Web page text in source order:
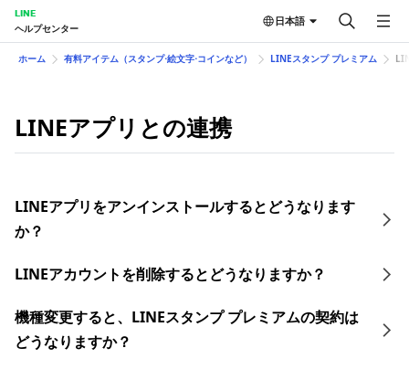
LINE
ヘルプセンター
日本語
ホーム 有料アイテム（スタンプ⋅絵文字⋅コインなど） LINEスタンプ プレミアム
LINEアプリとの連携
LINEアプリをアンインストールするとどうなります
か？
LINEアカウントを削除するとどうなりますか？
機種変更すると、LINEスタンプ プレミアムの契約は
どうなりますか？